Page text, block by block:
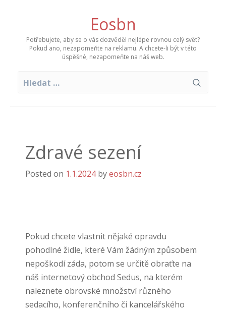
Eosbn
Potřebujete, aby se o vás dozvěděl nejlépe rovnou celý svět?
Pokud ano, nezapomeňte na reklamu. A chcete-li být v této
úspěšné, nezapomeňte na náš web.
Zdravé sezení
Posted on 1.1.2024byeosbn.cz
Pokud chcete vlastnit nějaké opravdu
pohodlné židle, které Vám žádným způsobem
nepoškodí záda, potom se určitě obraťte na
náš internetový obchod Sedus, na kterém
naleznete obrovské množství různého
sedacího, konferenčního či kancelářského